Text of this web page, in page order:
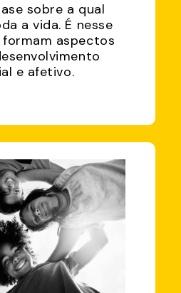
sobre a qual
a vida. É nesse
aspectos
e afetivo.